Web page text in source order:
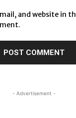
and website in
- Advertisement -